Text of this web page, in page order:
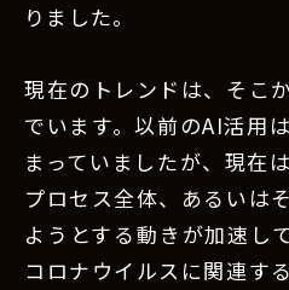
りました。
現在のトレンドは、そこ
でいます。以前のAI活用
まっていましたが、現在
プロセス全体、あるいは
ようとする動きが加速し
コロナウイルスに関連す